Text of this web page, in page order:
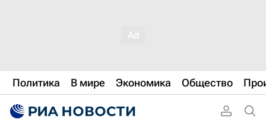
Политика В мире Экономика Общество